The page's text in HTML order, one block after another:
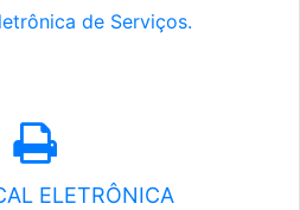
de Serviços.
ELETRÔNICA